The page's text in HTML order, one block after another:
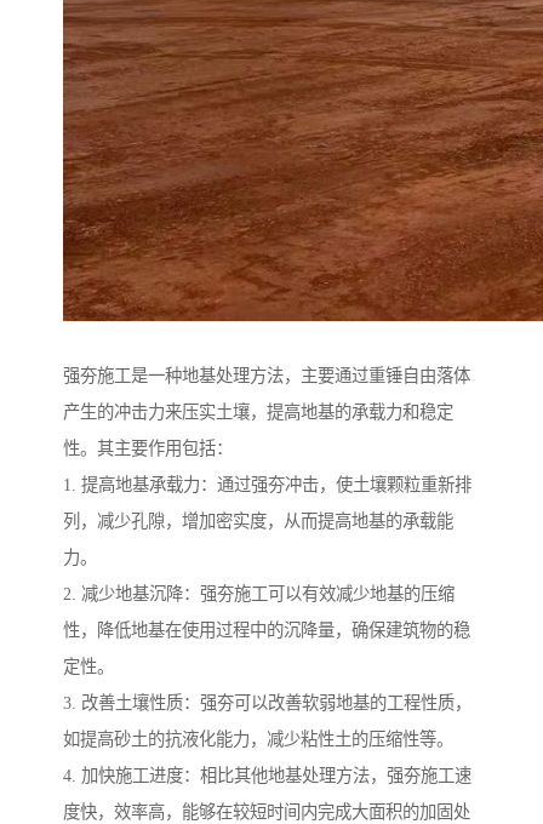
强夯施工是一种地基处理方法，主要通过重锤自由落体
产生的冲击力来压实土壤，提高地基的承载力和稳定
性。其主要作用包括：
1. 提高地基承载力：通过强夯冲击，使土壤颗粒重新排
列，减少孔隙，增加密实度，从而提高地基的承载能
力。
2. 减少地基沉降：强夯施工可以有效减少地基的压缩
性，降低地基在使用过程中的沉降量，确保建筑物的稳
定性。
3. 改善土壤性质：强夯可以改善软弱地基的工程性质，
如提高砂土的抗液化能力，减少粘性土的压缩性等。
4. 加快施工进度：相比其他地基处理方法，强夯施工速
度快，效率高，能够在较短时间内完成大面积的加固处